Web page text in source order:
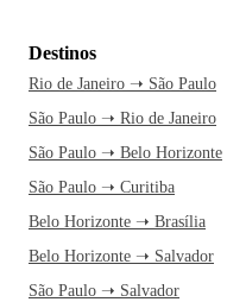
Destinos
Rio de Janeiro ➝ São Paulo
São Paulo ➝ Rio de Janeiro
São Paulo ➝ Belo Horizonte
São Paulo ➝ Curitiba
Belo Horizonte ➝ Brasília
Belo Horizonte ➝ Salvador
São Paulo ➝ Salvador